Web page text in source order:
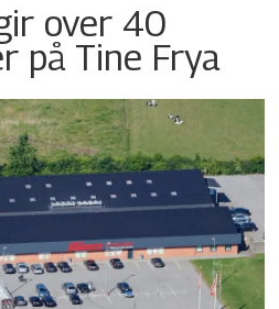
over 40
på Tine Frya